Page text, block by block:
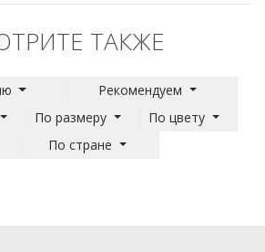
ТАКЖЕ
Рекомендуем
По размеру
По цвету
По стране